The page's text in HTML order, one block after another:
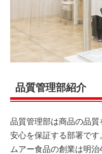
品質管理部紹介
品質管理部は商品の品質
安心を保証する部署です
ムアー食品の創業は明